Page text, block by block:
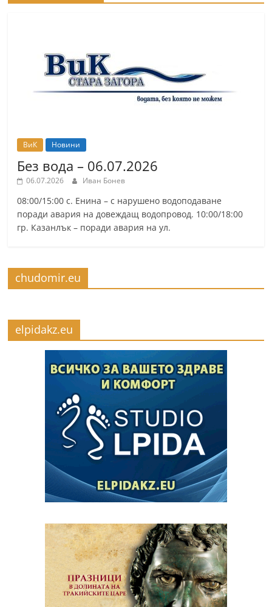
ВиК Новини
Без вода – 06.07.2026
06.07.2026 Иван Бонев
08:00/15:00 с. Енина – с нарушено водоподаване
поради авария на довеждащ водопровод. 10:00/18:00
гр. Казанлък – поради авария на ул.
chudomir.eu
elpidakz.eu